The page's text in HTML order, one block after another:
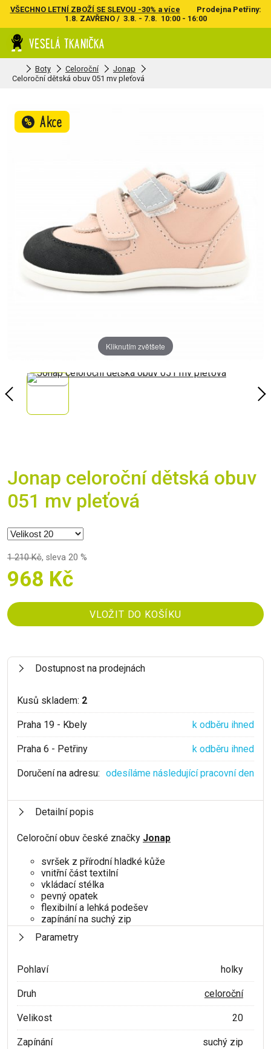
VŠECHNO LETNÍ ZBOŽÍ SE SLEVOU -30% a více
Prodejna Petřiny:
1.8. ZAVŘENO / 3.8. - 7.8. 10:00 - 16:00
Boty Celoroční
Jonap
Celoroční dětská obuv 051 mv pleťová
% Akce
Kliknutím zvětšete
Jonap celoroční dětská obuv
051 mv pleťová
1 210 Kč, sleva 20 %
968 Kč
Dostupnost na prodejnách
Kusů skladem: 2
Praha 19 - Kbely k odběru ihned
Praha 6 - Petřiny k odběru ihned
Doručení na adresu: odesíláme následující pracovní den
Detailní popis
Celoroční obuv české značky Jonap
svršek z přírodní hladké kůže
vnitřní část textilní
vkládací stélka
pevný opatek
flexibilní a lehká podešev
zapínání na suchý zip
Parametry
Pohlaví holky
Druh celoroční
Velikost 20
Zapínání suchý zip